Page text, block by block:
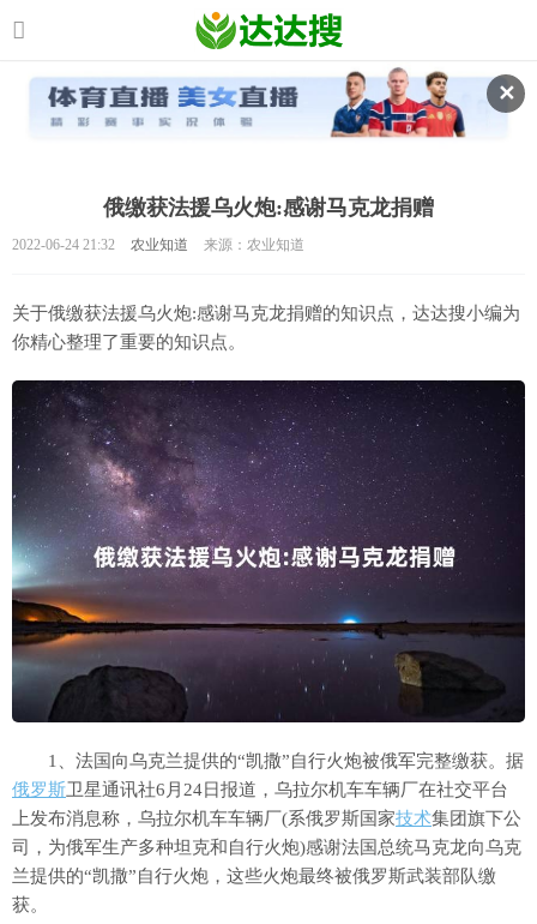
✕
俄缴获法援乌火炮:感谢马克龙捐赠
2022-06-24 21:32 农业知道 来源：农业知道
关于俄缴获法援乌火炮:感谢马克龙捐赠的知识点，达达搜小编为
你精心整理了重要的知识点。
1、法国向乌克兰提供的“凯撒”自行火炮被俄军完整缴获。据
俄罗斯卫星通讯社6月24日报道，乌拉尔机车车辆厂在社交平台
上发布消息称，乌拉尔机车车辆厂(系俄罗斯国家技术集团旗下公
司，为俄军生产多种坦克和自行火炮)感谢法国总统马克龙向乌克
兰提供的“凯撒”自行火炮，这些火炮最终被俄罗斯武装部队缴
获。